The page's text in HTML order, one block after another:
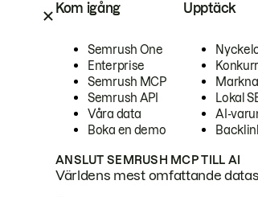
Kom igång
Semrush One
Enterprise
Semrush MCP
Semrush API
Våra data
Boka en demo
Upptäck
Lokal
AI-
ANSLUT SEMRUSH MCP TILL AI
Världens mest omfattande